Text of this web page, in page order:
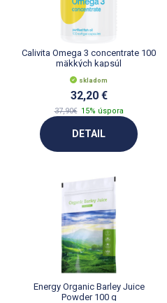
Calivita Omega 3 concentrate 100
mäkkých kapsúl
skladom
32,20 €
37,90€ 15% úspora
DETAIL
Energy Organic Barley Juice
Powder 100 g